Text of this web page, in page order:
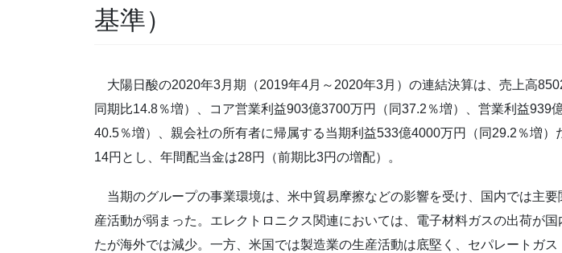
基準）
大陽日酸の2020年3月期（2019年4月～2020年3月）の連結決算は、売上高
同期比14.8％増）、コア営業利益903億3700万円（同37.2％増）、営業利益939
40.5％増）、親会社の所有者に帰属する当期利益533億4000万円（同29.2％増）
14円とし、年間配当金は28円（前期比3円の増配）。
当期のグループの事業環境は、米中貿易摩擦などの影響を受け、国内では主要
産活動が弱まった。エレクトロニクス関連においては、電子材料ガスの出荷が国
たが海外では減少。一方、米国では製造業の生産活動は底堅く、セパレートガ